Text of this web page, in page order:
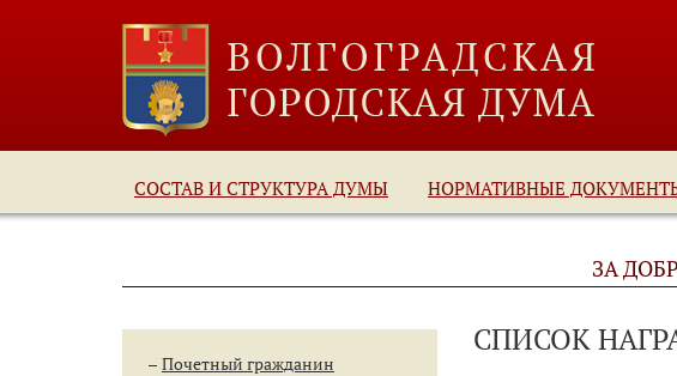
СОСТАВ И СТРУКТУРА ДУМЫ НОРМАТИВНЫЕ
ЗА
Почетный гражданин
СПИСОК